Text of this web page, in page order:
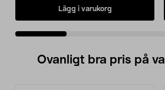
Lägg i varukorg
Ovanligt bra pris på